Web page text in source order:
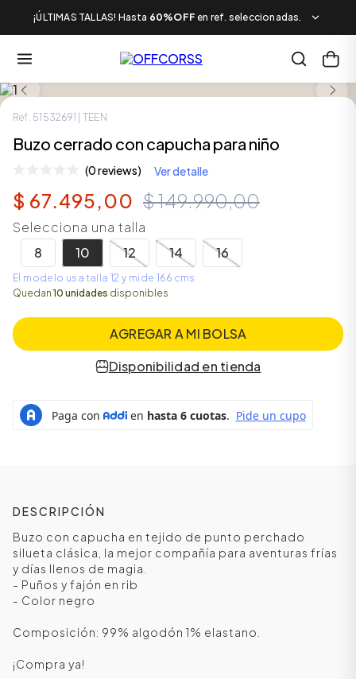
¡ÚLTIMAS TALLAS! Hasta 60%OFF en ref. seleccionadas.
Ref. 51532691 | TEEN
Buzo cerrado con capucha para niño
(0 reviews) Ver detalle
$ 67.495,00 $149.990,00
Selecciona una talla
8
10 12 14 16
El modelo usa talla 12 y mide 166 cms
Quedan 10 unidades disponibles
AGREGAR A MI BOLSA
Disponibilidad en tienda
DESCRIPCIÓN
Buzo con capucha en tejido de punto perchado
silueta clásica, la mejor compañía para aventuras frías
y días llenos de magia.
- Puños y fajón en rib
- Color negro
Composición: 99% algodón 1% elastano.
¡Compra ya!